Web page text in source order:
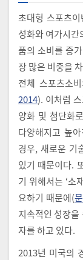
초대형 스포츠
성화와 여가시
품의 소비를 증
장 많은 비중을
전체 스포츠소
2014). 이처럼
양화 및 첨단화
다양해지고 높
경우, 새로운 기
있기 때문이다.
기 위해서는 ‘소
요하기 때문에(
지속적인 성장
자를 하고 있다.
2013년 미국의